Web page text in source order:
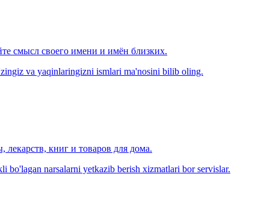
смысл своего имени и имён близких.
va yaqinlaringizni ismlari ma'nosini bilib oling.
книг и товаров для дома.
narsalarni yetkazib berish xizmatlari bor servislar.